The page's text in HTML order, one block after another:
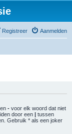
Aanmelden
Registreer
- voor elk woord dat niet
door een | tussen
Gebruik * als een joker